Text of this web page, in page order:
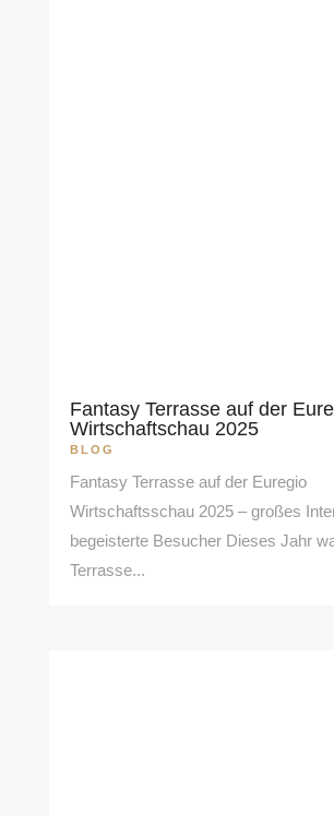
Fantasy Terrasse auf der
Wirtschaftschau 2025
BLOG
Fantasy Terrasse auf der Euregio
Wirtschaftsschau 2025 – großes
begeisterte Besucher Dieses Jahr
Terrasse...